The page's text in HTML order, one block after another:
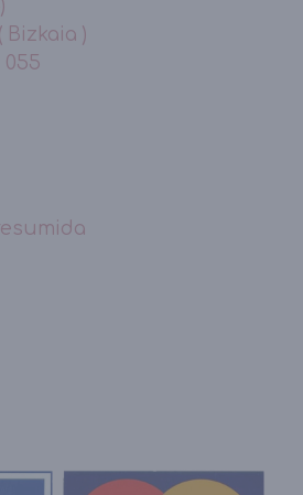
Bizkaia )
055